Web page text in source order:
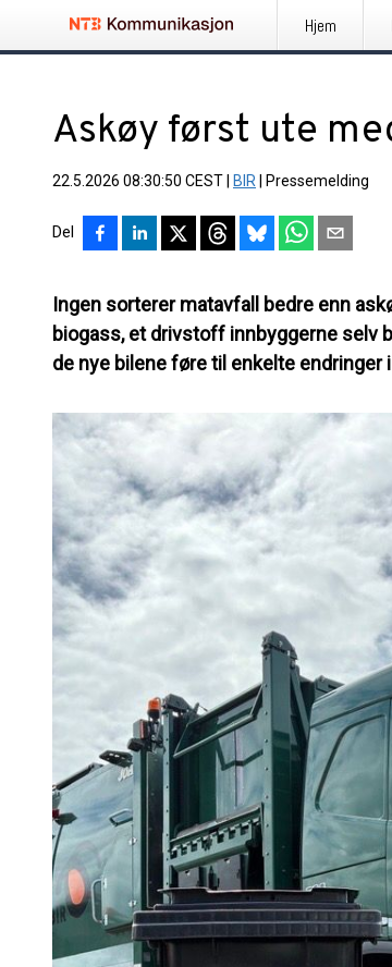
Hjem
Askøy først ute
22.5.2026 08:30:50 CEST BIR Pressemelding
Del
Ingen sorterer matavfall bedre enn
biogass, et drivstoff innbyggerne selv
de nye bilene føre til enkelte